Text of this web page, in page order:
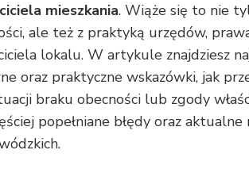
mieszkania. Wiąże się to nie
ale też z praktyką urzędów,
lokalu. W artykule znajdziesz
oraz praktyczne wskazówki, jak
braku obecności lub zgody
popełniane błędy oraz